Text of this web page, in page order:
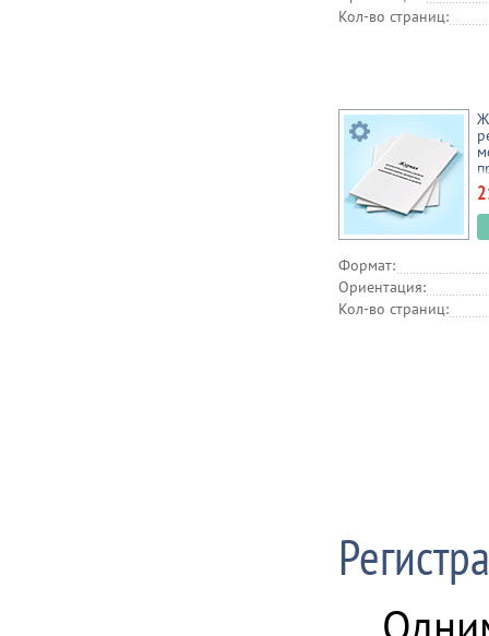
Кол-во страниц:
Формат:
Ориентация:
Кол-во страниц: